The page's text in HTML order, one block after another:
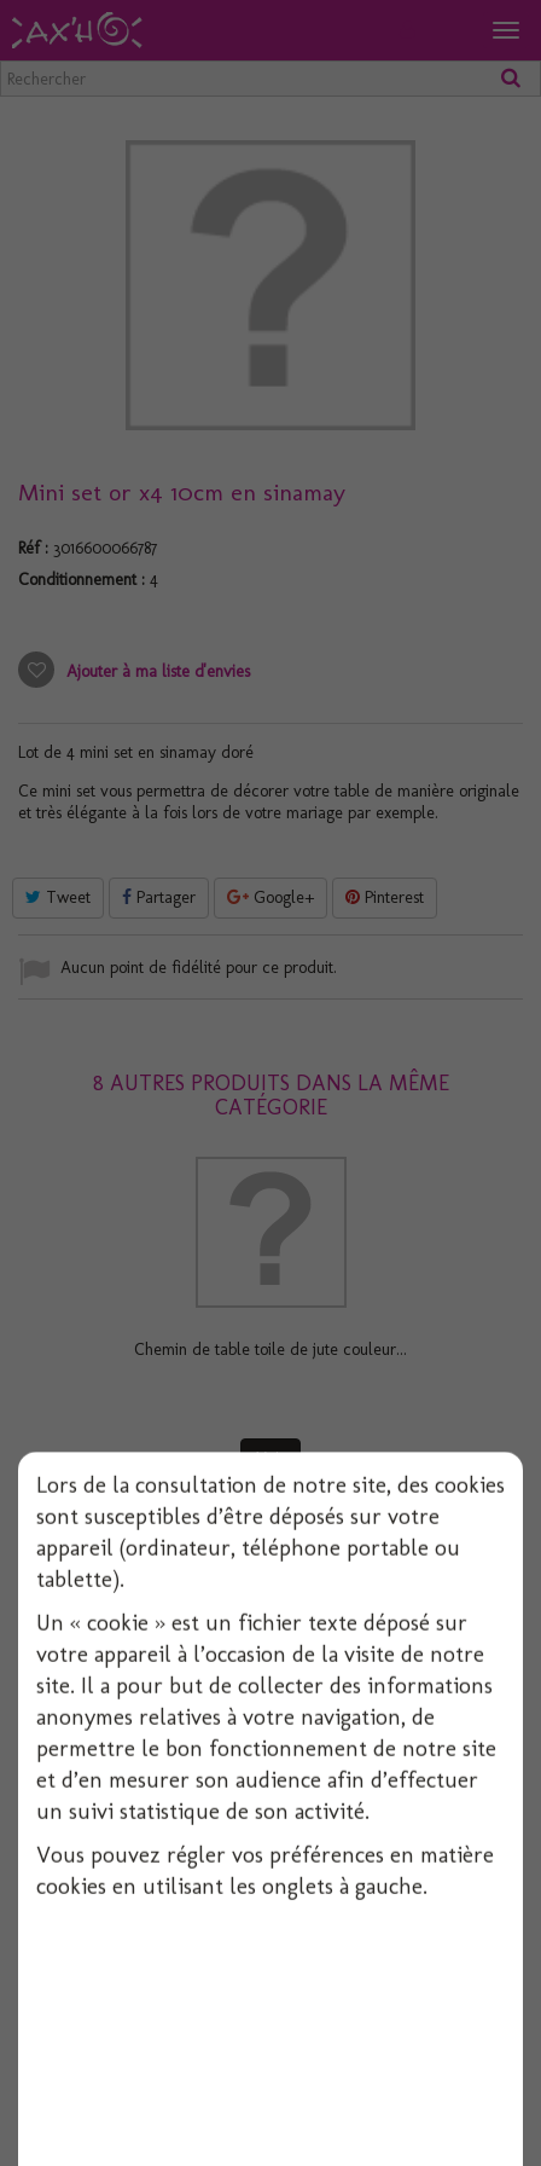
Mini set or x4 10cm en sinamay
Réf : 3016600066787
Conditionnement : 4
Ajouter à ma liste d'envies
Lot de 4 mini set en sinamay doré
Ce mini set vous permettra de décorer votre table de manière originale
et très élégante à la fois lors de votre mariage par exemple.
Tweet Partager Google+ Pinterest
Aucun point de fidélité pour ce produit.
8 AUTRES PRODUITS DANS LA MÊME
CATÉGORIE
Chemin de table toile de jute couleur...
Voir
Chemin de table toile de jute couleur...
Voir
Lors de la consultation de notre site, des cookies
sont susceptibles d’être déposés sur votre
appareil (ordinateur, téléphone portable ou
tablette).
Un « cookie » est un fichier texte déposé sur
votre appareil à l’occasion de la visite de notre
site. Il a pour but de collecter des informations
anonymes relatives à votre navigation, de
permettre le bon fonctionnement de notre site
et d’en mesurer son audience afin d’effectuer
un suivi statistique de son activité.
Vous pouvez régler vos préférences en matière
cookies en utilisant les onglets à gauche.